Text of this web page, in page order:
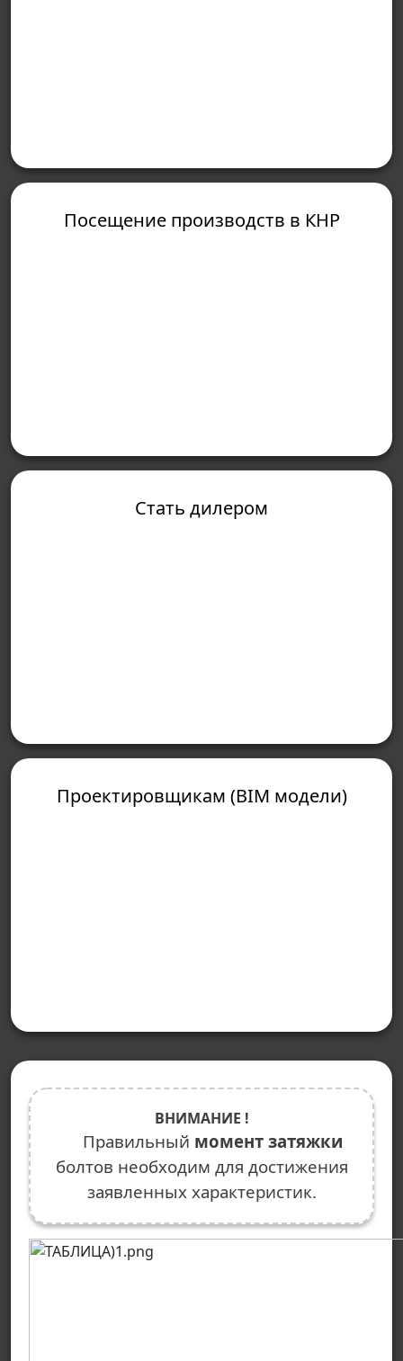
Посещение производств в КНР
Стать дилером
Проектировщикам (BIM модели)
ВНИМАНИЕ !
Правильный момент затяжки
болтов необходим для достижения
заявленных характеристик.